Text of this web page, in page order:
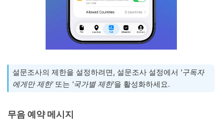
설문조사의 제한을 설정하려면, 설문조사 설정에서 '구독자
에게만 제한'또는 '국가별 제한'을 활성화하세요.
무음 예약 메시지